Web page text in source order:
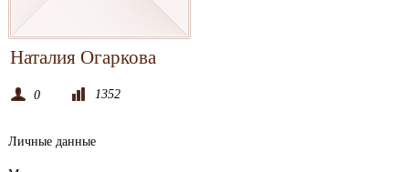
Наталия Огаркова
0 1352
Личные данные